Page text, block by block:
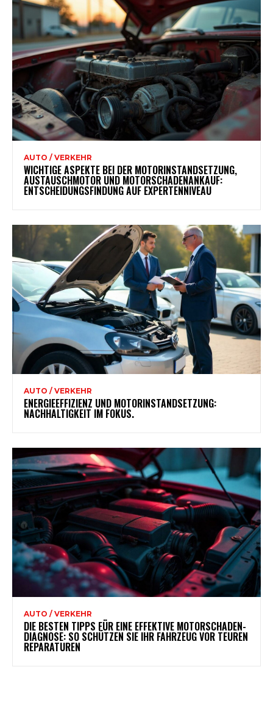
AUTO / VERKEHR
WICHTIGE ASPEKTE BEI DER MOTORINSTANDSETZUNG,
AUSTAUSCHMOTOR UND MOTORSCHADENANKAUF:
ENTSCHEIDUNGSFINDUNG AUF EXPERTENNIVEAU
AUTO / VERKEHR
ENERGIEEFFIZIENZ UND MOTORINSTANDSETZUNG:
NACHHALTIGKEIT IM FOKUS.
AUTO / VERKEHR
DIE BESTEN TIPPS FÜR EINE EFFEKTIVE MOTORSCHADEN-
DIAGNOSE: SO SCHÜTZEN SIE IHR FAHRZEUG VOR TEUREN
REPARATUREN